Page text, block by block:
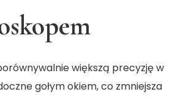
większą precyzję w
gołym okiem, co zmniejsza